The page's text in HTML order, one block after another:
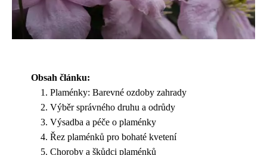
Obsah článku:
Plaménky: Barevné ozdoby zahrady
Výběr správného druhu a odrůdy
Výsadba a péče o plaménky
Řez plaménků pro bohaté kvetení
Choroby a škůdci plaménků